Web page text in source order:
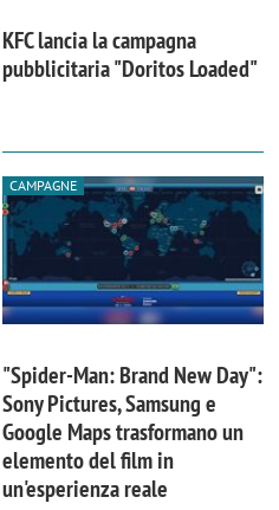
KFC lancia la campagna
pubblicitaria "Doritos Loaded"
CAMPAGNE
"Spider-Man: Brand New Day":
Sony Pictures, Samsung e
Google Maps trasformano un
elemento del film in
un'esperienza reale